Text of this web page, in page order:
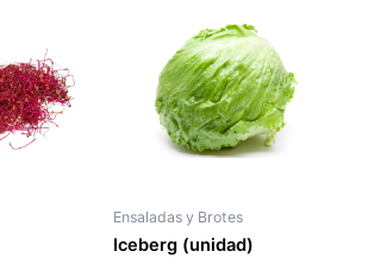
Ensaladas y Brotes
Iceberg (unidad)